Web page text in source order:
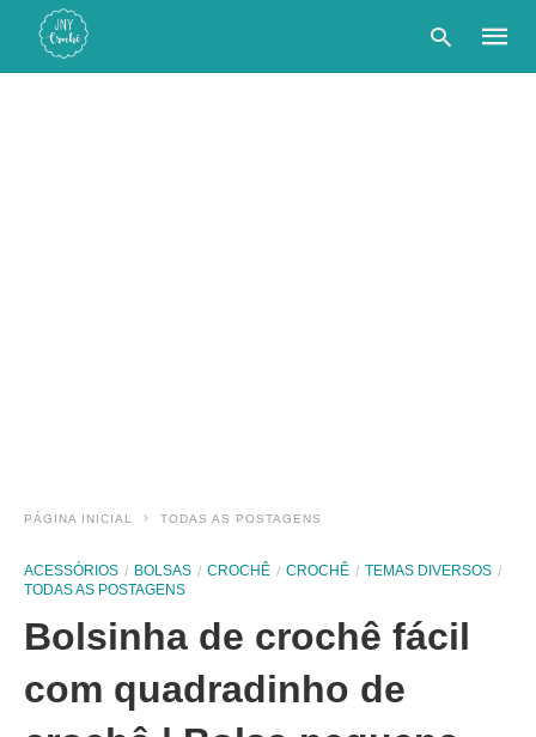
PÁGINA INICIAL TODAS AS POSTAGENS
ACESSÓRIOS BOLSAS CROCHÊ CROCHÊ
TEMAS DIVERSOS
TODAS AS POSTAGENS
Bolsinha de crochê fácil
com quadradinho de